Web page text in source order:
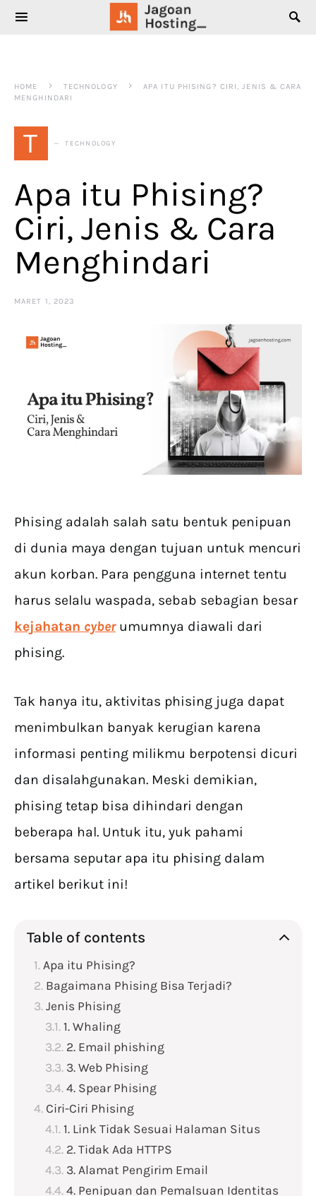
SEARCH FOR:
HOME TECHNOLOGY
APA ITU PHISING? CIRI, JENIS & CARA
MENGHINDARI
T TECHNOLOGY
Apa itu Phising?
Ciri, Jenis & Cara
Menghindari
MARET 1, 2023
Phising adalah salah satu bentuk penipuan
di dunia maya dengan tujuan untuk mencuri
akun korban. Para pengguna internet tentu
harus selalu waspada, sebab sebagian besar
kejahatan cyberumumnya diawali dari
phising.
Tak hanya itu, aktivitas phising juga dapat
menimbulkan banyak kerugian karena
informasi penting milikmu berpotensi dicuri
dan disalahgunakan. Meski demikian,
phising tetap bisa dihindari dengan
beberapa hal. Untuk itu, yuk pahami
bersama seputar apa itu phising dalam
artikel berikut ini!
Table of contents
Apa itu Phising?
Bagaimana Phising Bisa Terjadi?
Jenis Phising
1. Whaling
2. Email phishing
3. Web Phising
4. Spear Phising
Ciri-Ciri Phising
1. Link Tidak Sesuai Halaman Situs
2. Tidak Ada HTTPS
3. Alamat Pengirim Email
4. Penipuan dan Pemalsuan Identitas